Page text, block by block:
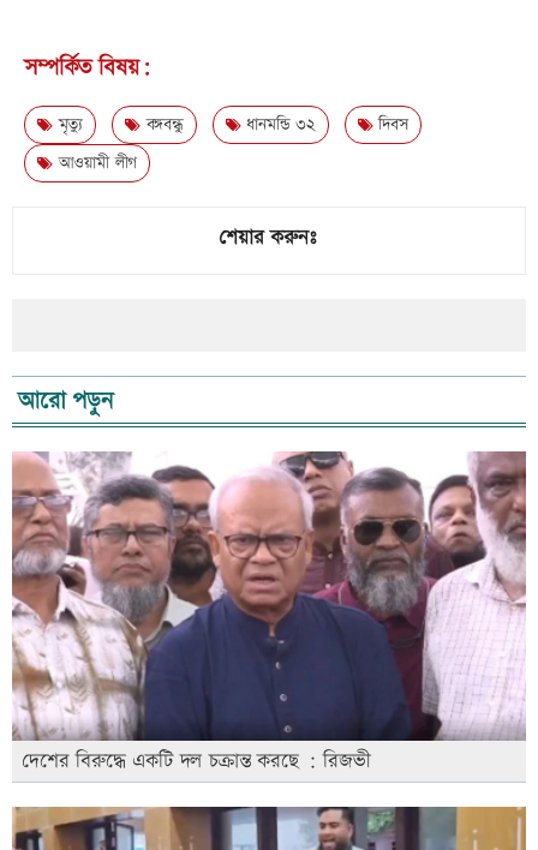
সম্পর্কিত বিষয়:
মৃত্যু বঙ্গবন্ধু ধানমন্ডি ৩২
দিবস
আওয়ামী লীগ
শেয়ার করুনঃ
আরো পড়ুন
দেশের বিরুদ্ধে একটি দল চক্রান্ত করছে : রিজভী